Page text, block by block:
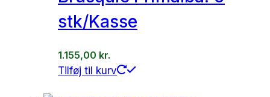
stk/Kasse
1.155,00 kr.
Tilføj til kurv